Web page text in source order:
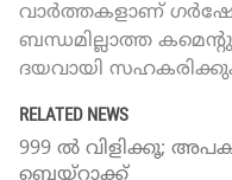
വാർത്തകളാണ്
ബന്ധമില്ലാത്ത
ദയവായി
RELATED NEWS
999 ൽ വിളിക്കൂ;
ബെയ്‌റാക്ക്